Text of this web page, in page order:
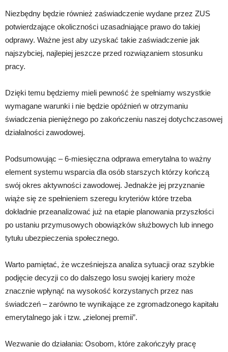
Niezbędny będzie również zaświadczenie wydane przez ZUS
potwierdzające okoliczności uzasadniające prawo do takiej
odprawy. Ważne jest aby uzyskać takie zaświadczenie jak
najszybciej, najlepiej jeszcze przed rozwiązaniem stosunku
pracy.
Dzięki temu będziemy mieli pewność że spełniamy wszystkie
wymagane warunki i nie będzie opóźnień w otrzymaniu
świadczenia pieniężnego po zakończeniu naszej dotychczasowej
działalności zawodowej.
Podsumowując – 6-miesięczna odprawa emerytalna to ważny
element systemu wsparcia dla osób starszych którzy kończą
swój okres aktywności zawodowej. Jednakże jej przyznanie
wiąże się ze spełnieniem szeregu kryteriów które trzeba
dokładnie przeanalizować już na etapie planowania przyszłości
po ustaniu przymusowych obowiązków służbowych lub innego
tytułu ubezpieczenia społecznego.
Warto pamiętać, że wcześniejsza analiza sytuacji oraz szybkie
podjęcie decyzji co do dalszego losu swojej kariery może
znacznie wpłynąć na wysokość korzystanych przez nas
świadczeń – zarówno te wynikające ze zgromadzonego kapitału
emerytalnego jak i tzw. „zielonej premii”.
Wezwanie do działania: Osobom, które zakończyły pracę